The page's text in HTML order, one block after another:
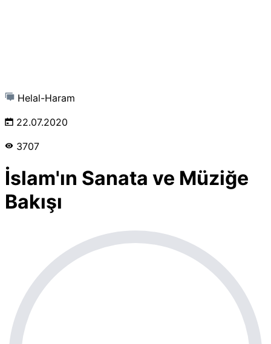
Helal-Haram
22.07.2020
3707
İslam'ın Sanata ve Müziğe
Bakışı